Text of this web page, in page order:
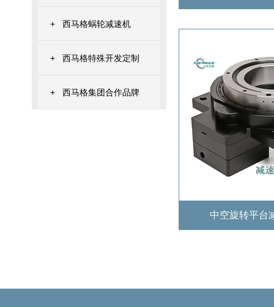
+ 西马格蜗轮减速机
+ 西马格特殊开发定制
+ 西马格集团合作品牌
中空旋转平台